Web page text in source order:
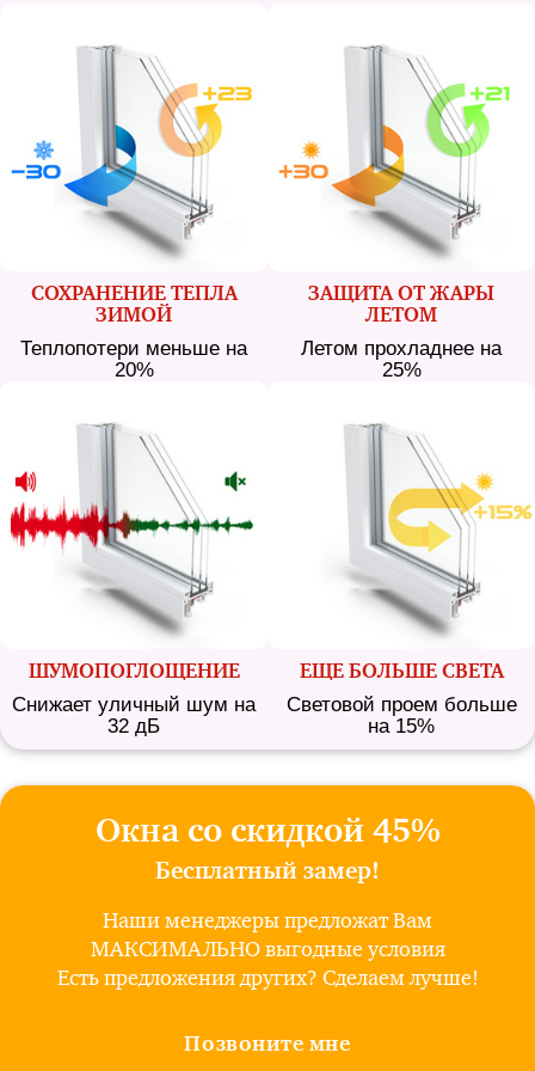
СОХРАНЕНИЕ ТЕПЛА
ЗИМОЙ
Теплопотери меньше на
20%
ЗАЩИТА ОТ ЖАРЫ
ЛЕТОМ
Летом прохладнее на
25%
ШУМО­ПОГЛОЩЕНИЕ
Снижает уличный шум на
32 дБ
ЕЩЕ БОЛЬШЕ СВЕТА
Световой проем больше
на 15%
Окна со скидкой 45%
Бесплатный замер!
Наши менеджеры предложат Вам
МАКСИМАЛЬНО выгодные условия
Есть предложения других? Сделаем лучше!
Позвоните мне